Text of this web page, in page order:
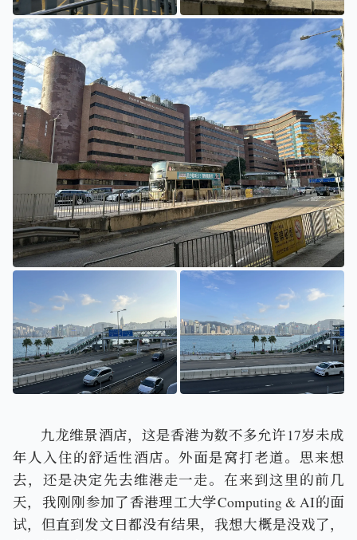
香港理工大学外（红磡）
维多利亚港 维多利亚港
九龙维景酒店，这是香港为数不多允许17岁未成
年人入住的舒适性酒店。外面是窝打老道。思来想
去，还是决定先去维港走一走。在来到这里的前几
天，我刚刚参加了香港理工大学Computing & AI的面
试，但直到发文日都没有结果，我想大概是没戏了，